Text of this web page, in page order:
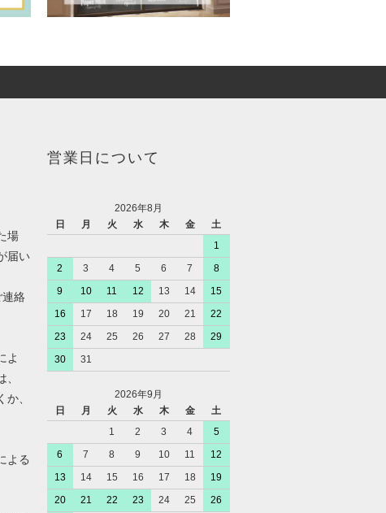
場
届い
絡
よ
、
よる
営業日について
2026年8月
日
月 火 水 木 金
土
1
2
3 4 5 6 7
8
9
10 11 12 13 14
15
16
17 18 19 20 21
22
23
24 25 26 27 28
29
30
31
2026年9月
日
月 火 水 木 金
土
1
2 3 4
5
6
7 8 9 10 11
12
13
14 15 16 17 18
19
20
21 22 23 24 25
26